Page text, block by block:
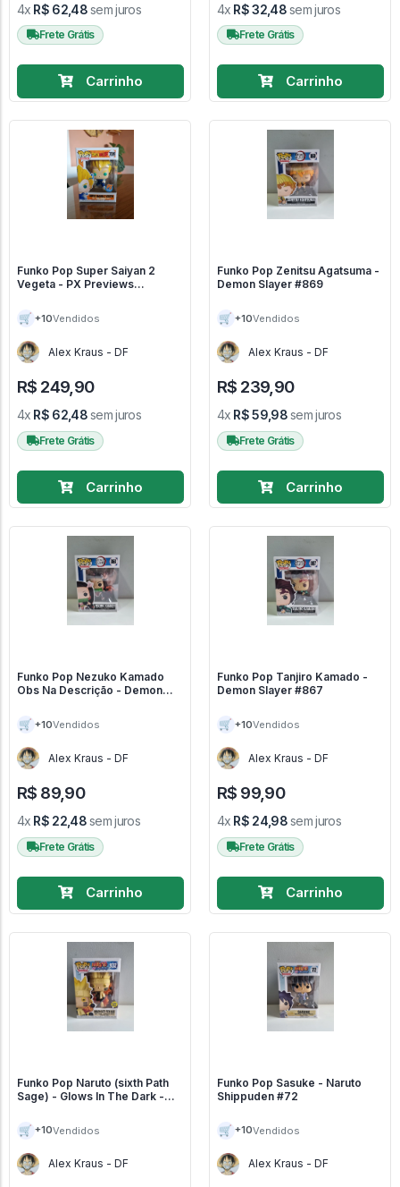
4x R$ 62,48sem juros
Frete Grátis
Carrinho
4x R$ 32,48sem juros
Frete Grátis
Carrinho
Funko Pop Super Saiyan 2
Vegeta - PX Previews
🛒 +10Vendidos
Alex Kraus - DF
R$ 249,90
4x R$ 62,48sem juros
Frete Grátis
Carrinho
Funko Pop Zenitsu Agatsuma -
Demon Slayer #869
🛒 +10Vendidos
Alex Kraus - DF
R$ 239,90
4x R$ 59,98sem juros
Frete Grátis
Carrinho
Funko Pop Nezuko Kamado
Obs Na Descrição - Demon
🛒 +10Vendidos
Alex Kraus - DF
R$ 89,90
4x R$ 22,48sem juros
Frete Grátis
Carrinho
Funko Pop Tanjiro Kamado -
Demon Slayer #867
🛒 +10Vendidos
Alex Kraus - DF
R$ 99,90
4x R$ 24,98sem juros
Frete Grátis
Carrinho
Funko Pop Naruto (sixth Path
Sage) - Glows In The Dark -
🛒 +10Vendidos
Alex Kraus - DF
Funko Pop Sasuke - Naruto
Shippuden #72
🛒 +10Vendidos
Alex Kraus - DF